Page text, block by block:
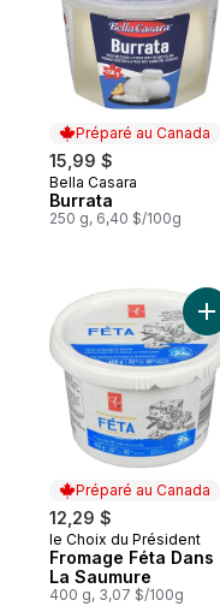
Préparé au Canada
15,99 $
Préparé au Canada
Bella Casara
Burrata
250 g, 6,40 $/100g
Préparé au Canada
12,29 $
Préparé au Canada
le Choix du Président
Fromage Féta Dans
La Saumure
400 g, 3,07 $/100g